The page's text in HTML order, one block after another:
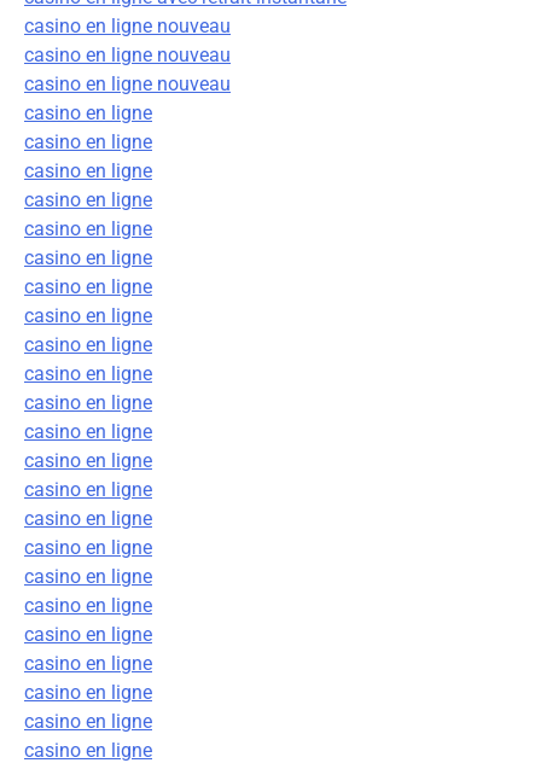
casino en ligne nouveau
casino en ligne nouveau
casino en ligne nouveau
casino en ligne
casino en ligne
casino en ligne
casino en ligne
casino en ligne
casino en ligne
casino en ligne
casino en ligne
casino en ligne
casino en ligne
casino en ligne
casino en ligne
casino en ligne
casino en ligne
casino en ligne
casino en ligne
casino en ligne
casino en ligne
casino en ligne
casino en ligne
casino en ligne
casino en ligne
casino en ligne